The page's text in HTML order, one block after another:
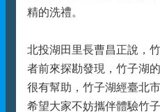
精的洗禮。
北投湖田里長曹昌正說，
者前來探勘發現，竹子湖
很有幫助，竹子湖經臺北
希望大家不妨攜伴體驗竹子